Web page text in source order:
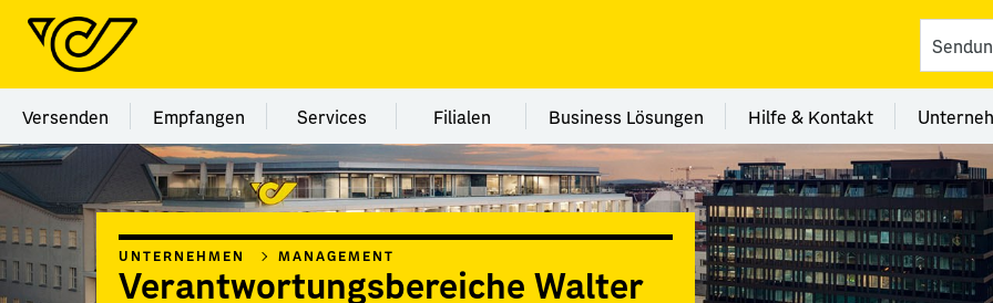
Menü Kategorie Versenden
Versenden Menü Kategorie Empfangen
Empfangen Menü Kategorie Services
Services Menü Kategorie Filialen
Filialen Menü Kategorie Business Lösungen
Business Lösungen Menü Kategorie Hilfe
Hilfe & Kontakt
UNTERNEHMEN MANAGEMENT
Verantwortungsbereiche Walter